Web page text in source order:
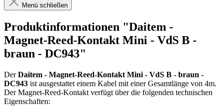
Menü schließen
Produktinformationen "Daitem -
Magnet-Reed-Kontakt Mini - VdS B -
braun - DC943"
DerDaitem - Magnet-Reed-Kontakt Mini - VdS B - braun -
DC943 ist ausgestattet einem Kabel mit einer Gesamtlänge von 4m.
Der Magnet-Reed-Kontakt verfügt über die folgenden technischen
Eigenschaften: